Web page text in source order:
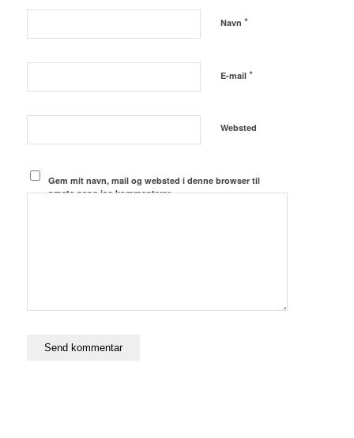
Navn *
E-mail *
Websted
Gem mit navn, mail og websted i denne browser til
næste gang jeg kommenterer.